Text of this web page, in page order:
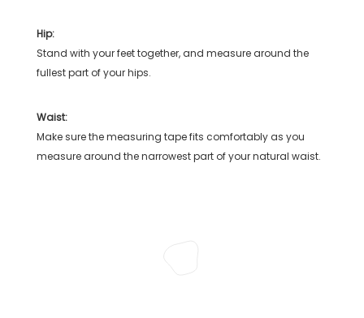
Hip:
Stand with your feet together, and measure around the
fullest part of your hips.
Waist:
Make sure the measuring tape fits comfortably as you
measure around the narrowest part of your natural waist.